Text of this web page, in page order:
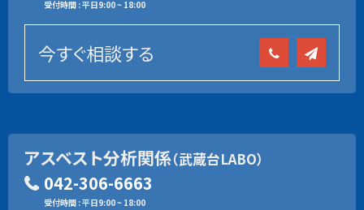
受付時間 : 平日9:00 ~ 18:00
今すぐ相談する
アスベスト分析関係（武蔵台LABO）
042-306-6663
受付時間 : 平日9:00 ~ 18:00